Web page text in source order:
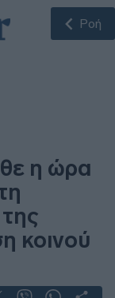
Ροή
η ώρα
κοινού